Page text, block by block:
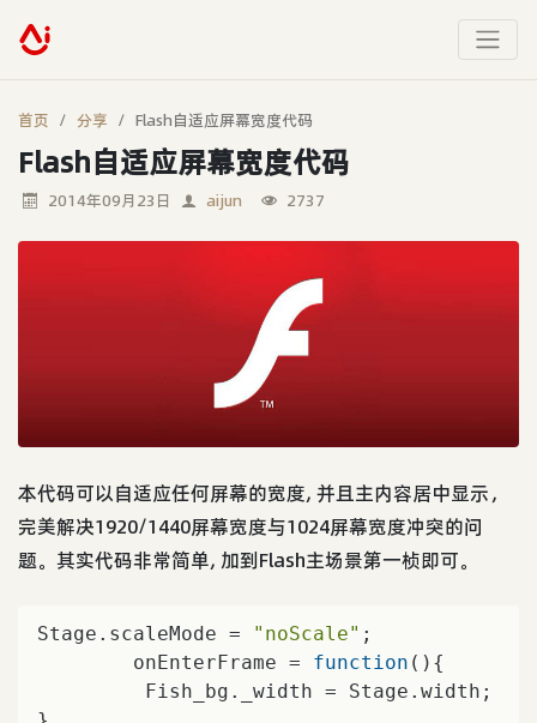
首页 分享 Flash自适应屏幕宽度代码
Flash自适应屏幕宽度代码
2014年09月23日 aijun 2737
本代码可以自适应任何屏幕的宽度, 并且主内容居中显示，
完美解决1920/1440屏幕宽度与1024屏幕宽度冲突的问
题。其实代码非常简单, 加到Flash主场景第一桢即可。
Stage.scaleMode = "noScale" ;
        onEnterFrame =
function ( ) {
         Fish_bg._width = Stage.width;